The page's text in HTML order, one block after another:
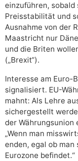
einzuführen, sobald
Preisstabilität und
Ausnahme von der
Maastricht nur
und die Briten
(„Brexit“).
Interesse am Euro-
signalisiert. EU-
mahnt: Als Lehre
sichergestellt
der Währungsunion
„Wenn man
enden, egal ob
Eurozone befindet.“